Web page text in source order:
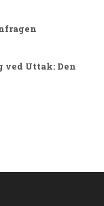
Uttak: Den